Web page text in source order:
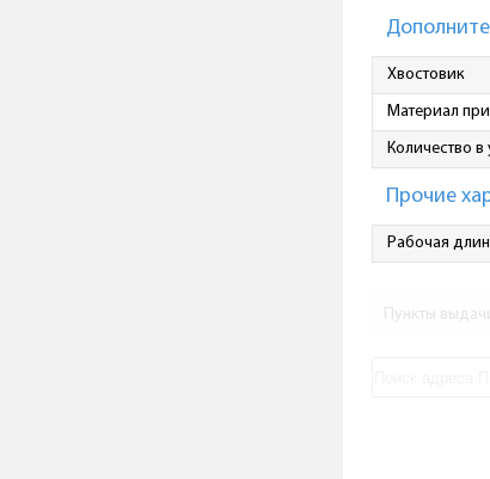
Хвостовик
Материал
Количество в
Прочие
Рабочая
Пункты